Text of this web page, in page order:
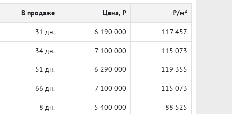
В продаже Цена, ₽ ₽/м²
31 дн. 6 190 000 117 457
34 дн. 7 100 000 115 073
51 дн. 6 290 000 119 355
66 дн. 7 100 000 115 073
8 дн. 5 400 000 88 525